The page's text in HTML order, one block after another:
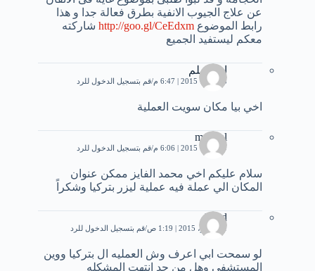
عن علاج الجيوب الانفية بطرق فعالة جدا و هذا
رابط الموضوع http://goo.gl/CeEdxm شاركته
معكم ليستفيد الجميع
ابومسلم
8 أكتوبر، 2015 | 6:47 م قم بتسجيل الدخول للرد
اخي بيا مكان سويت العملية
manhal
9 أكتوبر، 2015 | 6:06 م قم بتسجيل الدخول للرد
سلام عليكم اخي محمد الفايز ممكن عنوان
المكان الي عملة فيه عملية ليزر بتركيا وشكراً
Amjd
1 نوفمبر، 2015 | 1:19 ص قم بتسجيل الدخول للرد
لو سمحت ابي اعرف وش العمليه ال بتركيا ووين
المستشفى وهل من جد انتهت المشكله